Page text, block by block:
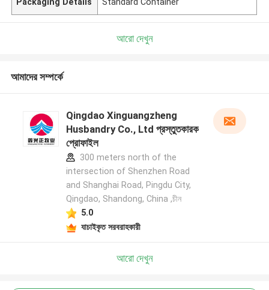
আরো দেখুন
আমাদের সম্পর্কে
Qingdao Xinguangzheng
Husbandry Co., Ltd প্রস্তুতকারক
প্রোফাইল
300 meters north of the
intersection of Shenzhen Road
and Shanghai Road, Pingdu City,
Qingdao, Shandong, China ,চীন
5.0
যাচাইকৃত সরবরাহকারী
আরো দেখুন